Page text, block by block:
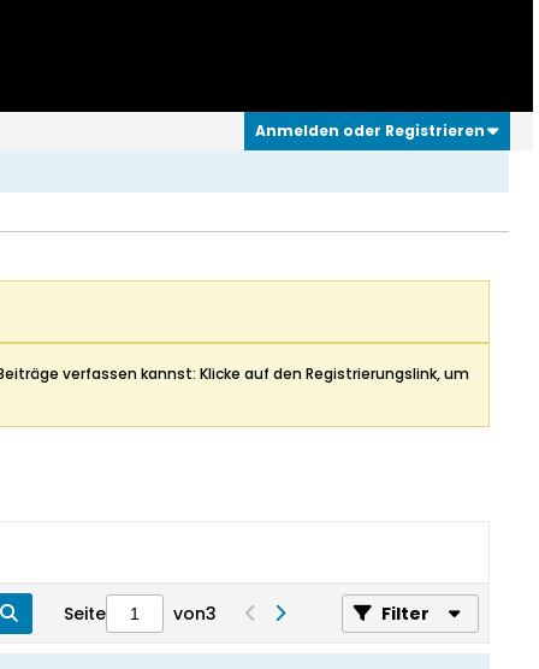
Anmelden oder Registrieren
verfassen kannst: Klicke auf den Registrierungslink, um
Seite von3 Filter